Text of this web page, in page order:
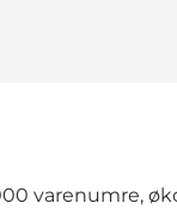
varenumre,